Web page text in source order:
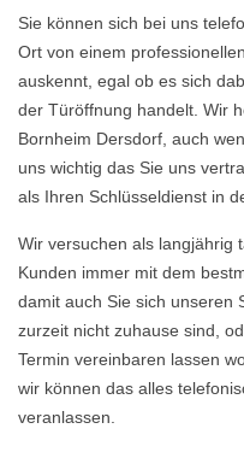
Sie können sich bei uns
Ort von einem
auskennt, egal ob es sich
der Türöffnung handelt. Wir
Bornheim Dersdorf, auch
uns wichtig das Sie uns
als Ihren Schlüsseldienst in
Wir versuchen als langjährig
Kunden immer mit dem
damit auch Sie sich unseren
zurzeit nicht zuhause sind,
Termin vereinbaren lassen
wir können das alles
veranlassen.